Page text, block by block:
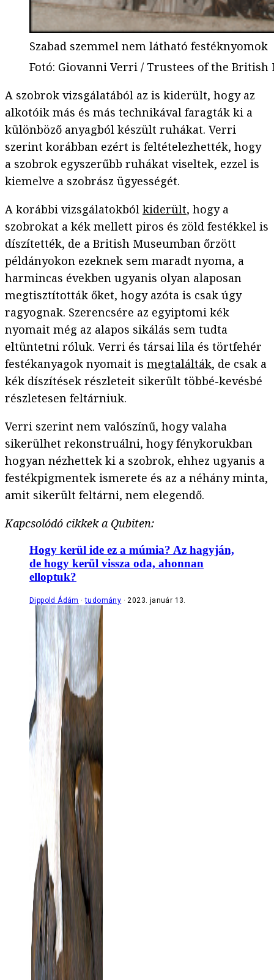
Szabad szemmel nem látható festéknyomok
Fotó: Giovanni Verri / Trustees of the British
A szobrok vizsgálatából az is kiderült, hogy az
alkotóik más és más technikával faragták ki a
különböző anyagból készült ruhákat. Verri
szerint korábban ezért is feltételezhették, hogy
a szobrok egyszerűbb ruhákat viseltek, ezzel is
kiemelve a szobrász ügyességét.
A korábbi vizsgálatokból kiderült, hogy a
szobrokat a kék mellett piros és zöld festékkel is
díszítették, de a British Museumban őrzött
példányokon ezeknek sem maradt nyoma, a
harmincas években ugyanis olyan alaposan
megtisztították őket, hogy azóta is csak úgy
ragyognak. Szerencsére az egyiptomi kék
nyomait még az alapos sikálás sem tudta
eltüntetni róluk. Verri és társai lila és törtfehér
festékanyagok nyomait is megtalálták, de csak a
kék díszítések részleteit sikerült többé-kevésbé
részletesen feltárniuk.
Verri szerint nem valószínű, hogy valaha
sikerülhet rekonstruálni, hogy fénykorukban
hogyan nézhettek ki a szobrok, ehhez ugyanis a
festékpigmentek ismerete és az a néhány minta,
amit sikerült feltárni, nem elegendő.
Kapcsolódó cikkek a Qubiten:
Hogy kerül ide ez a múmia? Az hagyján,
de hogy kerül vissza oda, ahonnan
elloptuk?
Dippold Ádám tudomány 2023. január 13.